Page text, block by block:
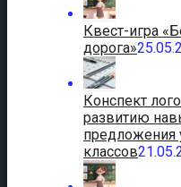
Квест-игра
дорога»
Конспект
развитию
предложения
классов